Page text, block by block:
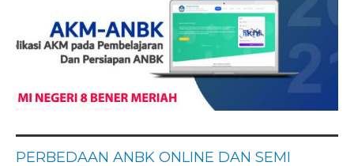
PERBEDAAN ANBK ONLINE DAN SEMI